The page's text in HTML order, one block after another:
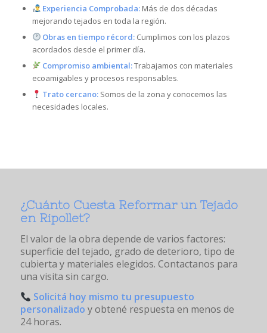
Experiencia Comprobada: Más de dos décadas
mejorando tejados en toda la región.
Obras en tiempo récord: Cumplimos con los plazos
acordados desde el primer día.
Compromiso ambiental:Trabajamos con materiales
ecoamigables y procesos responsables.
Trato cercano: Somos de la zona y conocemos las
necesidades locales.
¿Cuánto Cuesta Reformar un Tejado
en Ripollet?
El valor de la obra depende de varios factores:
superficie del tejado, grado de deterioro, tipo de
cubierta y materiales elegidos. Contactanos para
una visita sin cargo.
Solicitá hoy mismo tu presupuesto
personalizado y obtené respuesta en menos de
24 horas.